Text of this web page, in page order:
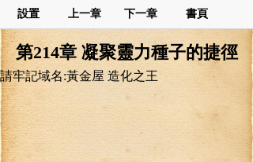
設置 上一章 下一章 書頁
第214章 凝聚靈力種子的捷徑
請牢記域名:黃金屋 造化之王